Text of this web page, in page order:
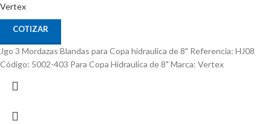
Vertex
COTIZAR
Jgo 3 Mordazas Blandas para Copa hidraulica de 8" Referencia: HJ08
Código: 5002-403 Para Copa Hidraulica de 8" Marca: Vertex